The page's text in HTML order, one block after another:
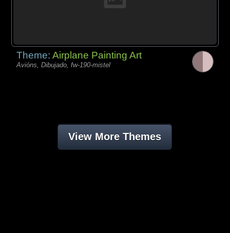
Theme:Airplane Painting Art
Avións, Dibujado, fw-190-mistel
View More Themes